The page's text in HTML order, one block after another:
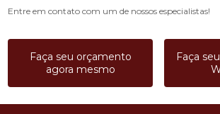
Entre em contato com um de nossos especialistas!
Faça seu orçamento
agora mesmo
Faça